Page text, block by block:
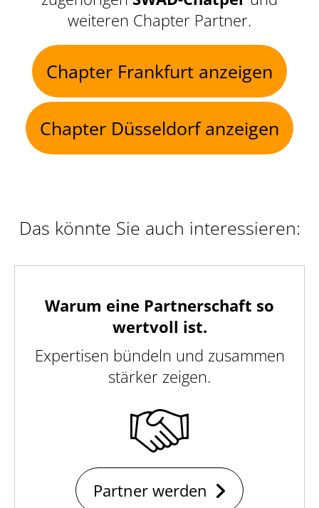
weiteren Chapter Partner.
Chapter Frankfurt anzeigen
Chapter Düsseldorf anzeigen
Das könnte Sie auch interessieren:
Warum eine Partnerschaft so
wertvoll ist.
Expertisen bündeln und zusammen
stärker zeigen.
Partner werden